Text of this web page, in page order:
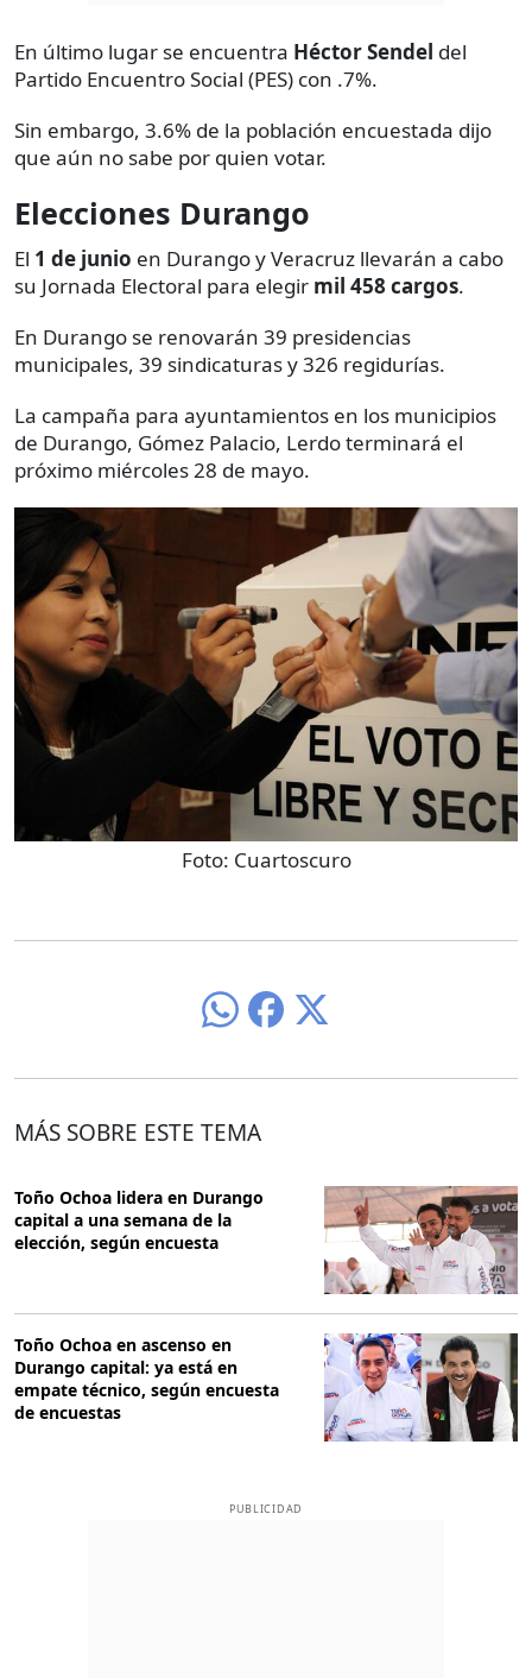
En último lugar se encuentra Héctor Sendel del
Partido Encuentro Social (PES) con .7%.
Sin embargo, 3.6% de la población encuestada dijo
que aún no sabe por quien votar.
Elecciones Durango
El 1 de junio en Durango y Veracruz llevarán a cabo
su Jornada Electoral para elegir mil 458 cargos.
En Durango se renovarán 39 presidencias
municipales, 39 sindicaturas y 326 regidurías.
La campaña para ayuntamientos en los municipios
de Durango, Gómez Palacio, Lerdo terminará el
próximo miércoles 28 de mayo.
Foto: Cuartoscuro
MÁS SOBRE ESTE TEMA
Toño Ochoa lidera en Durango
capital a una semana de la
elección, según encuesta
Toño Ochoa en ascenso en
Durango capital: ya está en
empate técnico, según encuesta
de encuestas
PUBLICIDAD